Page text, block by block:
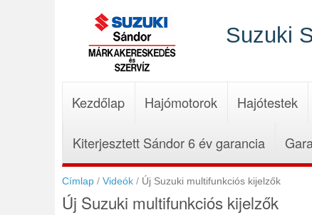
Suzuki
Kezdőlap Hajómotorok Hajótestek
Kiterjesztett Sándor 6 év garancia
Címlap Videók Új Suzuki multifunkciós kijelzők
Új Suzuki multifunkciós kijelzők